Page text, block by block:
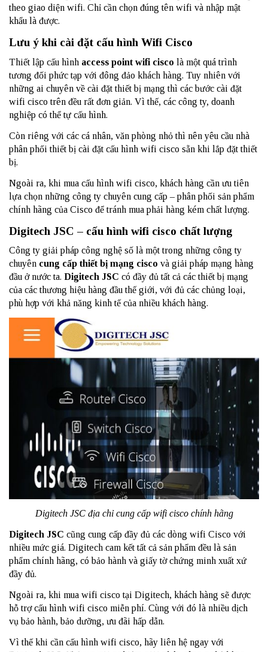
theo giao diện wifi. Chỉ cần chọn đúng tên wifi và nhập mật
khẩu là được.
Lưu ý khi cài đặt cấu hình Wifi Cisco
Thiết lập cấu hình access point wifi cisco là một quá trình
tương đối phức tạp với đông đảo khách hàng. Tuy nhiên với
những ai chuyên về cài đặt thiết bị mạng thì các bước cài đặt
wifi cisco trên đều rất đơn giản. Vì thế, các công ty, doanh
nghiệp có thể tự cấu hình.
Còn riêng với các cá nhân, văn phòng nhỏ thì nên yêu cầu nhà
phân phối thiết bị cài đặt cấu hình wifi cisco sẵn khi lắp đặt thiết
bị.
Ngoài ra, khi mua cấu hình wifi cisco, khách hàng cần ưu tiên
lựa chọn những công ty chuyên cung cấp – phân phối sản phẩm
chính hãng của Cisco để tránh mua phải hàng kém chất lượng.
Digitech JSC – cấu hình wifi cisco chất lượng
Công ty giải pháp công nghệ số là một trong những công ty
chuyên cung cấp thiết bị mạng cisco và giải pháp mạng hàng
đầu ở nước ta. Digitech JSC có đầy đủ tất cả các thiết bị mạng
của các thương hiệu hàng đầu thế giới, với đủ các chủng loại,
phù hợp với khả năng kinh tế của nhiều khách hàng.
Digitech JSC địa chỉ cung cấp wifi cisco chính hãng
Digitech JSC cũng cung cấp đầy đủ các dòng wifi Cisco với
nhiều mức giá. Digitech cam kết tất cả sản phẩm đều là sản
phẩm chính hãng, có bảo hành và giấy tờ chứng minh xuất xứ
đầy đủ.
Ngoài ra, khi mua wifi cisco tại Digitech, khách hàng sẽ được
hỗ trợ cấu hình wifi cisco miễn phí. Cùng với đó là nhiều dịch
vụ bảo hành, bảo dưỡng, ưu đãi hấp dẫn.
Vì thế khi cần cấu hình wifi cisco, hãy liên hệ ngay với